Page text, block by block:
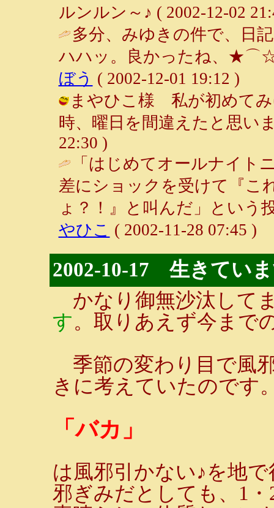
ルンルン～♪ ( 2002-12-02
多分、みゆきの件で、日
ハハッ。良かったね
ぼう ( 2002-12-01 19:12 )
まやひこ様 私が初めて
時、曜日を間違えたと思い
22:30 )
「はじめてオールナイト
差にショックを受けて『こ
ょ？！』と叫んだ」という
やひこ ( 2002-11-28 07:45 )
2002-10-17 生きてい
かなり御無沙汰して
す。取りあえず今まで
季節の変わり目で風
きに考えていたのです
「バカ」
は風邪引かない♪を地
邪ぎみだとしても、1